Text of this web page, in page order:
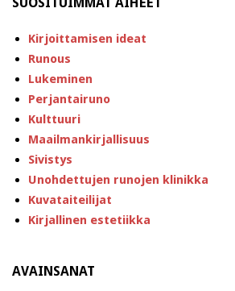
Kirjoittamisen ideat
Runous
Lukeminen
Perjantairuno
Kulttuuri
Maailmankirjallisuus
Sivistys
Unohdettujen runojen klinikka
Kuvataiteilijat
Kirjallinen estetiikka
AVAINSANAT